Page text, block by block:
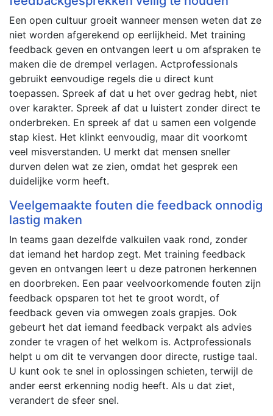
Een open cultuur groeit wanneer mensen weten dat ze
niet worden afgerekend op eerlijkheid. Met training
feedback geven en ontvangen leert u om afspraken te
maken die de drempel verlagen. Actprofessionals
gebruikt eenvoudige regels die u direct kunt
toepassen. Spreek af dat u het over gedrag hebt, niet
over karakter. Spreek af dat u luistert zonder direct te
onderbreken. En spreek af dat u samen een volgende
stap kiest. Het klinkt eenvoudig, maar dit voorkomt
veel misverstanden. U merkt dat mensen sneller
durven delen wat ze zien, omdat het gesprek een
duidelijke vorm heeft.
Veelgemaakte fouten die feedback onnodig
lastig maken
In teams gaan dezelfde valkuilen vaak rond, zonder
dat iemand het hardop zegt. Met training feedback
geven en ontvangen leert u deze patronen herkennen
en doorbreken. Een paar veelvoorkomende fouten zijn
feedback opsparen tot het te groot wordt, of
feedback geven via omwegen zoals grapjes. Ook
gebeurt het dat iemand feedback verpakt als advies
zonder te vragen of het welkom is. Actprofessionals
helpt u om dit te vervangen door directe, rustige taal.
U kunt ook te snel in oplossingen schieten, terwijl de
ander eerst erkenning nodig heeft. Als u dat ziet,
verandert de sfeer snel.